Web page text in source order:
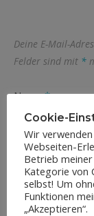
Deine E-Mail-
Felder sind mit *
Name*
E-Mail-Adresse*
Cookie-
Wir
Webseiten-
Betrieb
Kategorie von
selbst! Um
Funktionen
„Akzeptieren“.